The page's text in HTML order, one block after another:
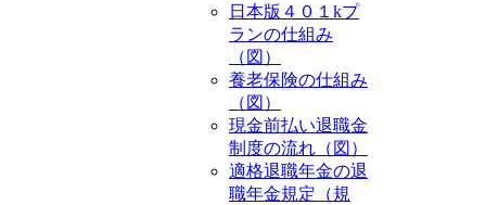
日本版４０１kプ
ランの仕組み
（図）
養老保険の仕組み
（図）
現金前払い退職金
制度の流れ（図）
適格退職年金の退
職年金規定（規